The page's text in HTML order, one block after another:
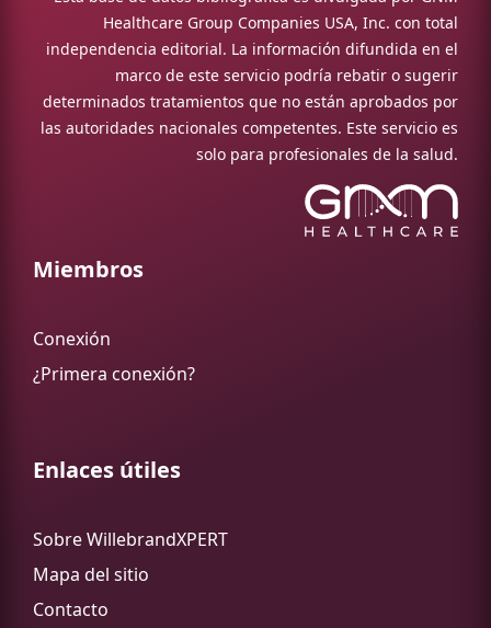
Healthcare Group Companies USA, Inc. con total
independencia editorial. La información difundida en el
marco de este servicio podría rebatir o sugerir
determinados tratamientos que no están aprobados por
las autoridades nacionales competentes. Este servicio es
solo para profesionales de la salud.
Miembros
Conexión
¿Primera conexión?
Enlaces útiles
Sobre WillebrandXPERT
Mapa del sitio
Contacto